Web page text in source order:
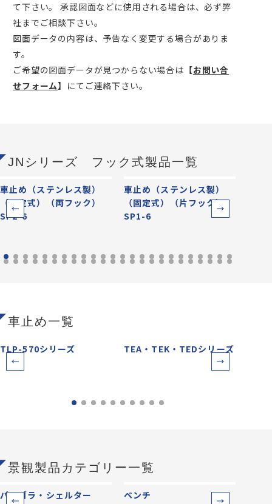
て下さい。 承認図面などに使用される場合は、必ず弊
社までご相談下さい。
図面データの内容は、予告なく変更する場合がありま
す。
ご希望の図面データが見つからない場合は 【お問い合
せフォーム】 にてご連絡下さい。
JNシリーズ フック式製品一覧
車止め（ステンレス製）
（固定式）（両フック）
SP2-6
車止め（ステンレス製）
（固定式）（片フック）
SP1-6
車止め一覧
TLP-570シリーズ TEA・TEK・TEDシリーズ
景観製品カテゴリー一覧
パーゴラ・シェルター ベンチ